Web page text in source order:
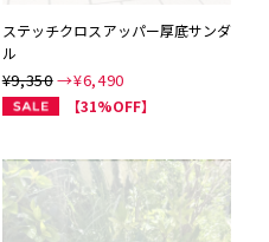
ステッチクロスアッパー厚底サンダ
ル
¥9,350→¥6,490
【31%OFF】